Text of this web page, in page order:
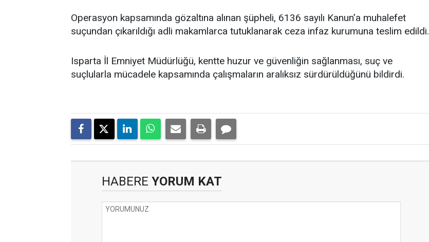
Operasyon kapsamında gözaltına alınan şüpheli, 6136 sayılı Kanun’a muhalefet
suçundan çıkarıldığı adli makamlarca tutuklanarak ceza infaz kurumuna teslim edildi.
Isparta İl Emniyet Müdürlüğü, kentte huzur ve güvenliğin sağlanması, suç ve
suçlularla mücadele kapsamında çalışmaların aralıksız sürdürüldüğünü bildirdi.
HABERE YORUM KAT